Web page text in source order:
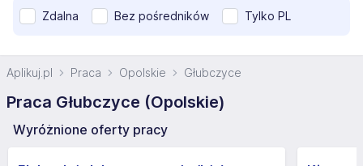
Zdalna Bez pośredników Tylko PL
Aplikuj.pl Praca Opolskie Głubczyce
Praca Głubczyce (Opolskie)
Wyróżnione oferty pracy